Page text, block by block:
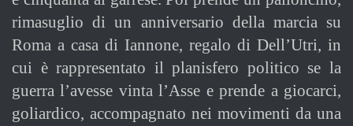
rimasuglio di un anniversario della marcia su
Roma a casa di Iannone, regalo di Dell’Utri, in
cui è rappresentato il planisfero politico se la
guerra l’avesse vinta l’Asse e prende a giocarci,
goliardico, accompagnato nei movimenti da una